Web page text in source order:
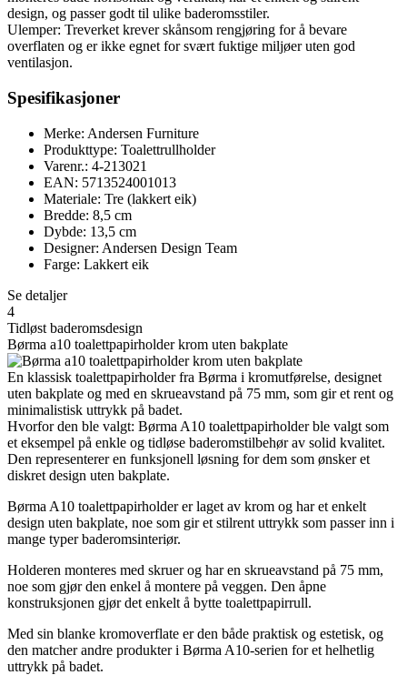
design, og passer godt til ulike baderomsstiler.
Ulemper: Treverket krever skånsom rengjøring for å bevare
overflaten og er ikke egnet for svært fuktige miljøer uten god
ventilasjon.
Spesifikasjoner
Merke: Andersen Furniture
Produkttype: Toalettrullholder
Varenr.: 4-213021
EAN: 5713524001013
Materiale: Tre (lakkert eik)
Bredde: 8,5 cm
Dybde: 13,5 cm
Designer: Andersen Design Team
Farge: Lakkert eik
Se detaljer
4
Tidløst baderomsdesign
Børma a10 toalettpapirholder krom uten bakplate
En klassisk toalettpapirholder fra Børma i kromutførelse, designet
uten bakplate og med en skrueavstand på 75 mm, som gir et rent og
minimalistisk uttrykk på badet.
Hvorfor den ble valgt: Børma A10 toalettpapirholder ble valgt som
et eksempel på enkle og tidløse baderomstilbehør av solid kvalitet.
Den representerer en funksjonell løsning for dem som ønsker et
diskret design uten bakplate.
Børma A10 toalettpapirholder er laget av krom og har et enkelt
design uten bakplate, noe som gir et stilrent uttrykk som passer inn i
mange typer baderomsinteriør.
Holderen monteres med skruer og har en skrueavstand på 75 mm,
noe som gjør den enkel å montere på veggen. Den åpne
konstruksjonen gjør det enkelt å bytte toalettpapirrull.
Med sin blanke kromoverflate er den både praktisk og estetisk, og
den matcher andre produkter i Børma A10-serien for et helhetlig
uttrykk på badet.